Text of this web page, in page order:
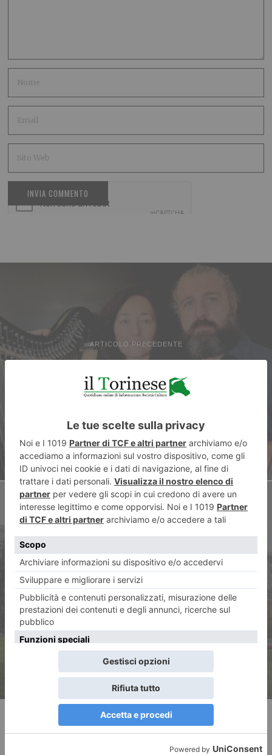
ARTICOLO PRECEDENTE
Arpa e violino. Concerto a lume
di candela
ARTICOLO SUCCESSIVO
Aumentano i ricoveri in
neuropsichiatria infantile
RECENTI: